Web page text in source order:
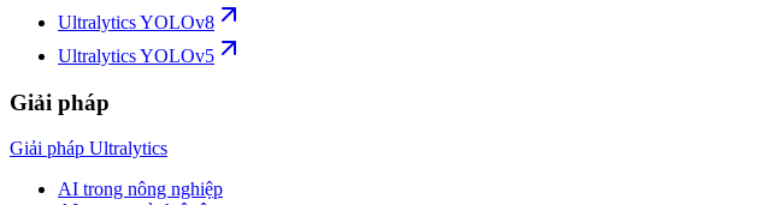
Ultralytics YOLOv8
Ultralytics YOLOv5
Giải pháp
Giải pháp Ultralytics
AI trong nông nghiệp